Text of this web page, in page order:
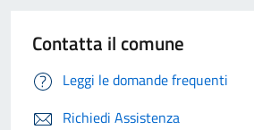
Contatta il comune
Leggi le domande frequenti
Richiedi Assistenza